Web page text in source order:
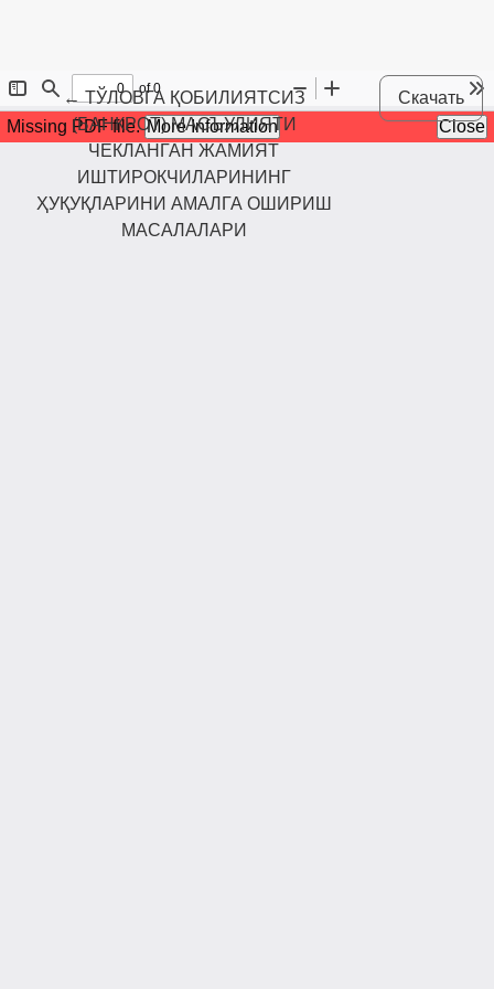
←Maqola tafsilotlariga qaytish
ТЎЛОВГА ҚОБИЛИЯТСИЗ
(БАНКРОТ) МАСЪУЛИЯТИ
ЧЕКЛАНГАН ЖАМИЯТ
ИШТИРОКЧИЛАРИНИНГ
ҲУҚУҚЛАРИНИ АМАЛГА ОШИРИШ
МАСАЛАЛАРИ
Скачать